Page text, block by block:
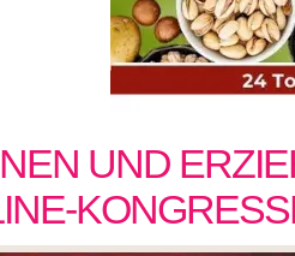
UND